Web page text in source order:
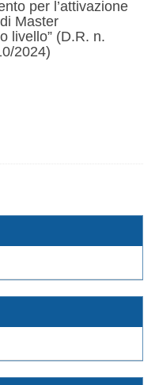
per l’attivazione
Master
livello” (D.R. n.
2024)